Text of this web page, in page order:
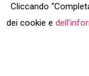
Cliccando
dei cookie e